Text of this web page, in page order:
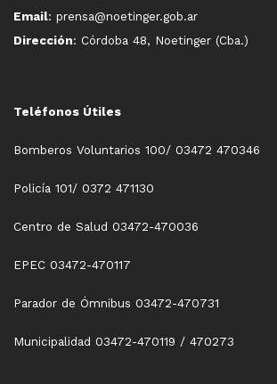
Email: prensa@noetinger.gob.ar
Dirección: Córdoba 48, Noetinger (Cba.)
Teléfonos Útiles
Bomberos Voluntarios 100/ 03472 470346
Policía 101/ 0372 471130
Centro de Salud 03472-470036
EPEC 03472-470117
Parador de Ómnibus 03472-470731
Municipalidad 03472-470119 / 470273